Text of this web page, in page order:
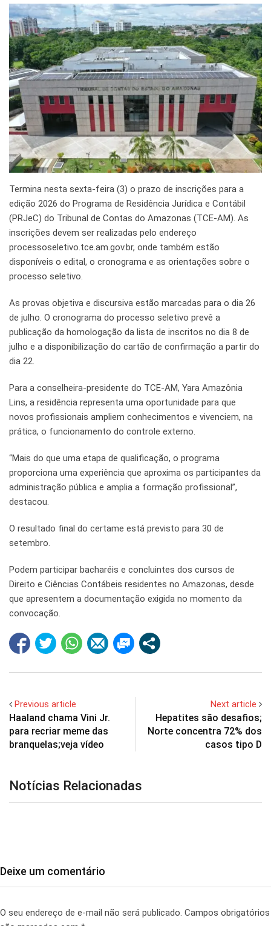
Termina nesta sexta-feira (3) o prazo de inscrições para a
edição 2026 do Programa de Residência Jurídica e Contábil
(PRJeC) do Tribunal de Contas do Amazonas (TCE-AM). As
inscrições devem ser realizadas pelo endereço
processoseletivo.tce.am.gov.br, onde também estão
disponíveis o edital, o cronograma e as orientações sobre o
processo seletivo.
As provas objetiva e discursiva estão marcadas para o dia 26
de julho. O cronograma do processo seletivo prevê a
publicação da homologação da lista de inscritos no dia 8 de
julho e a disponibilização do cartão de confirmação a partir do
dia 22.
Para a conselheira-presidente do TCE-AM, Yara Amazônia
Lins, a residência representa uma oportunidade para que
novos profissionais ampliem conhecimentos e vivenciem, na
prática, o funcionamento do controle externo.
“Mais do que uma etapa de qualificação, o programa
proporciona uma experiência que aproxima os participantes da
administração pública e amplia a formação profissional”,
destacou.
O resultado final do certame está previsto para 30 de
setembro.
Podem participar bacharéis e concluintes dos cursos de
Direito e Ciências Contábeis residentes no Amazonas, desde
que apresentem a documentação exigida no momento da
convocação.
Previous article
Haaland chama Vini Jr.
para recriar meme das
branquelas;veja vídeo
Next article
Hepatites são desafios;
Norte concentra 72% dos
casos tipo D
Notícias Relacionadas
Deixe um comentário
O seu endereço de e-mail não será publicado. Campos obrigatórios